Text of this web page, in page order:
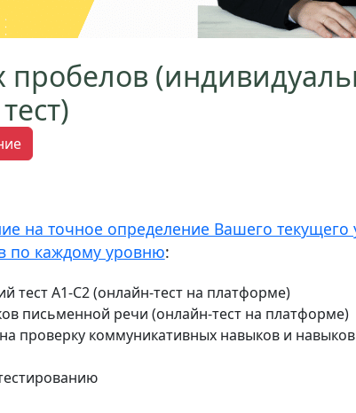
пробелов
на точное определение Вашего
по каждому уровню:
тест А1-С2 (онлайн-тест на платформе)
письменной речи (онлайн-тест на платформе)
проверку коммуникативных навыков и